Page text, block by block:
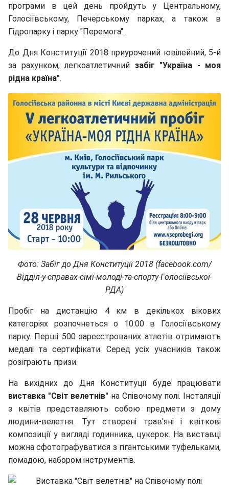
програми в цей день пройдуть у Центральному,
Голосіївському, Печерському парках, а також в
Гідропарку і парку "Перемога".
До Дня Конституції 2018 приурочений ювілейний, 5-й
за рахунком, легкоатлетичний забіг "Україна - моя
рідна країна".
Фото: Забіг до Дня Конституції 2018 (facebook.com/
Відділ-у-справах-сімї-молоді-та-спорту-Голосіївської-
РДА)
Пробіг на дистанцію 4 км в декількох вікових
категоріях розпочнеться о 10:00 в Голосіївському
парку. Перші 500 зареєстрованих атлетів отримають
медалі та сертифікати. Серед усіх учасників також
розіграють призи.
На вихідних до Дня Конституції буде працювати
виставка "Світ велетнів" на Співочому полі. Інсталяції
з квітів представляють собою предмети з дому
людини-велетня. Тут створені трав'яні і квіткові
композиції у вигляді годинника, цукерок. На виставці
можна сфотографуватися з гігантськими туфельками,
помадою, набором інструментів.